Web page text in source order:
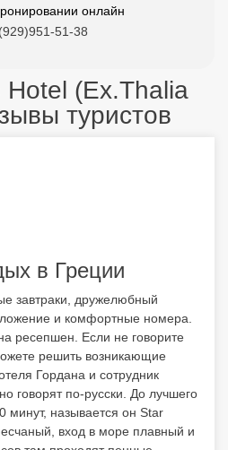
онлайн
51-38
(Ex.Thalia
туристов
в Греции
завтраки, дружелюбный
и комфортные номера.
ресепшен. Если не говорите
решить возникающие
Гордана и сотрудник
говорят по-русски. До лучшего
минут, называется он Star
вход в море плавный и